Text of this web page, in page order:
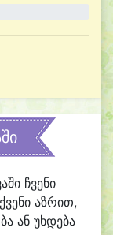
ჩვენი
აზრით,
ან უხდება